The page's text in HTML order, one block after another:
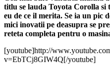
titlu se lauda Toyota Corolla si
eu de ce il merita. Se ia un pic
mici inovatii pe deasupra se
reteta completa pentru o
[youtube]http://
v=EbTCj8GIW4Q[/youtube]